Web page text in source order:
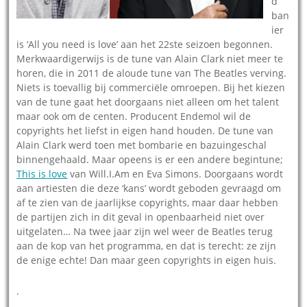
ban
ier
is ‘All you need is love’ aan het 22ste seizoen begonnen.
Merkwaardigerwijs is de tune van Alain Clark niet meer te
horen, die in 2011 de aloude tune van The Beatles verving.
Niets is toevallig bij commerciële omroepen. Bij het kiezen
van de tune gaat het doorgaans niet alleen om het talent
maar ook om de centen. Producent Endemol wil de
copyrights het liefst in eigen hand houden. De tune van
Alain Clark werd toen met bombarie en bazuingeschal
binnengehaald. Maar opeens is er een andere begintune;
This is love van Will.I.Am en Eva Simons. Doorgaans wordt
aan artiesten die deze ‘kans’ wordt geboden gevraagd om
af te zien van de jaarlijkse copyrights, maar daar hebben
de partijen zich in dit geval in openbaarheid niet over
uitgelaten… Na twee jaar zijn wel weer de Beatles terug
aan de kop van het programma, en dat is terecht: ze zijn
de enige echte! Dan maar geen copyrights in eigen huis.
.